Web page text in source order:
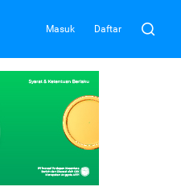
Masuk Daftar